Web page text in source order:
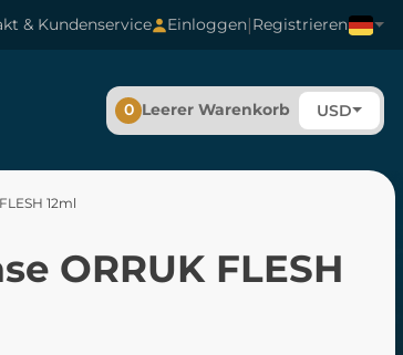
& Kundenservice Einloggen|Registrieren
0 Leerer Warenkorb USD
12ml
ORRUK FLESH